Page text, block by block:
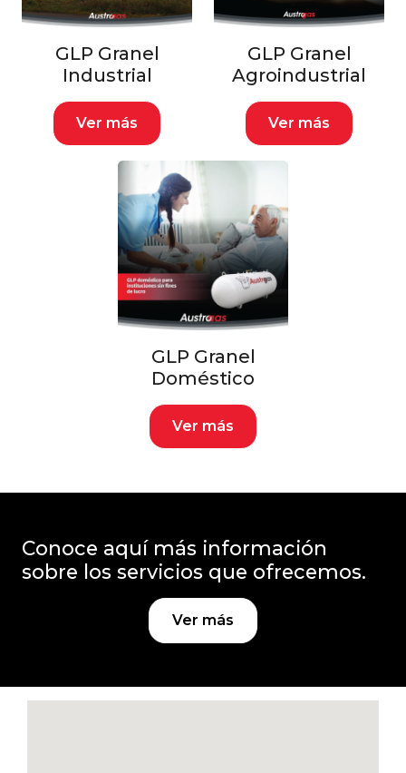
GLP Granel
Industrial
Ver más
GLP Granel
Agroindustrial
Ver más
GLP Granel
Doméstico
Ver más
Conoce aquí más información
sobre los servicios que ofrecemos.
Ver más